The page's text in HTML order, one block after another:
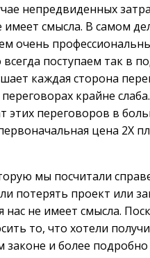
непредвиденных
смысла. В самом
очень
поступаем так в
каждая сторона
крайне
этих переговоров в
цена 2X
мы посчитали
потерять проект или
не имеет смысла.
то, что хотели
и более подробно